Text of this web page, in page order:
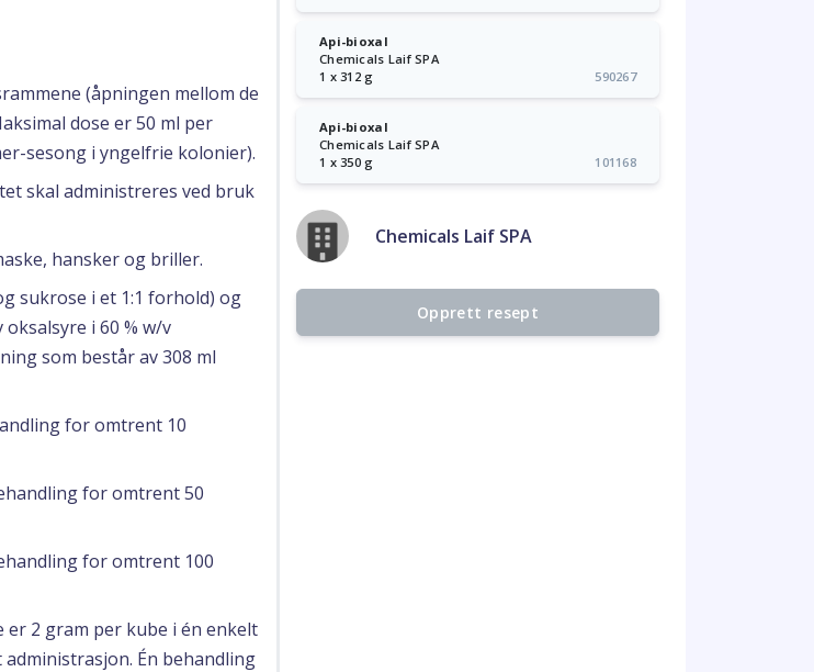
(åpningen mellom de
dose er 50 ml per
sesong i yngelfrie kolonier).
skal administreres ved bruk
hansker og briller.
sukrose i et 1:1 forhold) og
i 60 % w/v
som består av 308 ml
for omtrent 10
for omtrent 50
for omtrent 100
er 2 gram per kube i én enkelt
Én behandling
Api-bioxal
Chemicals Laif SPA
1 x 312 g
590267
Api-bioxal
Chemicals Laif SPA
1 x 350 g
101168
Chemicals Laif SPA
Opprett resept